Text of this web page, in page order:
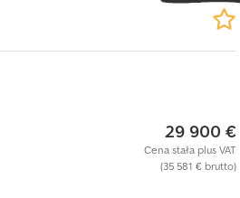
29 900 €
Cena stała plus VAT
(35 581 € brutto)